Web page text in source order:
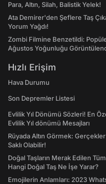
Para, Altın, Silah, Balistik Yelek!
Ata Demirer'den Şeflere Taş
Yorum Yağdı!
Zombi Filmine Benzetildi:
Ağustos Yoğunluğu
Hızlı Erişim
Hava Durumu
Son Depremler Listesi
Evlilik Yıl Dönümü Sözleri! En
Evlilik Yıl dönümü Mesajları
Rüyada Altın Görmek:
Saklı Olabilir!
Doğal Taşların Merak Edilen
Hangi Doğal Taş Ne İşe Yarar?
Emojilerin Anlamları: 2023